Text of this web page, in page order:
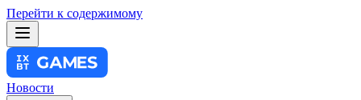
Перейти к содержимому
Новости